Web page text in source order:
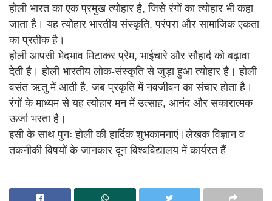
होली भारत का एक प्रमुख त्योहार है, जिसे रंगों का त्योहार भी कहा
जाता है। यह त्योहार भारतीय संस्कृति, परंपरा और सामाजिक एकता
का प्रतीक है।
होली आपसी भेदभाव मिटाकर प्रेम, भाईचारे और सौहार्द को बढ़ावा
देती है। होली भारतीय लोक-संस्कृति से जुड़ा हुआ त्योहार है। होली
वसंत ऋतु में आती है, जब प्रकृति में नवजीवन का संचार होता है।
रंगों के माध्यम से यह त्योहार मन में उत्साह, आनंद और सकारात्मक
ऊर्जा भरता है।
इसी के साथ पुनः होली की हार्दिक शुभकामनाएं।लेखक विज्ञान व
तकनीकी विषयों के जानकार दून विश्वविद्यालय में कार्यरत हैं